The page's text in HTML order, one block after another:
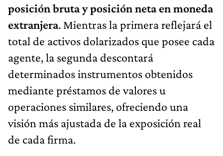
posición bruta y posición neta en moneda
extranjera. Mientras la primera reflejará el
total de activos dolarizados que posee cada
agente, la segunda descontará
determinados instrumentos obtenidos
mediante préstamos de valores u
operaciones similares, ofreciendo una
visión más ajustada de la exposición real
de cada firma.